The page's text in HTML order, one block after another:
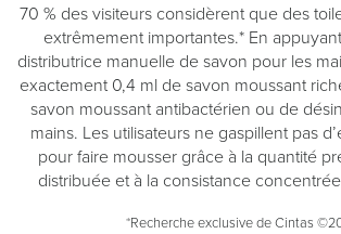
70 % des visiteurs considèrent que des
extrêmement importantes.* En
distributrice manuelle de savon pour les
exactement 0,4 ml de savon moussant
savon moussant antibactérien ou de
mains. Les utilisateurs ne gaspillent pas
pour faire mousser grâce à la quantité
distribuée et à la consistance
*Recherche exclusive de Cintas